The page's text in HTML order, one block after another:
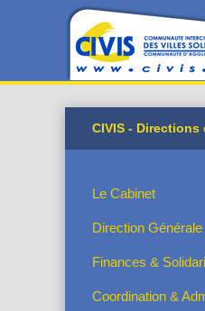
CIVIS - Directions
Le Cabinet
Direction
Finances &
Coordination &